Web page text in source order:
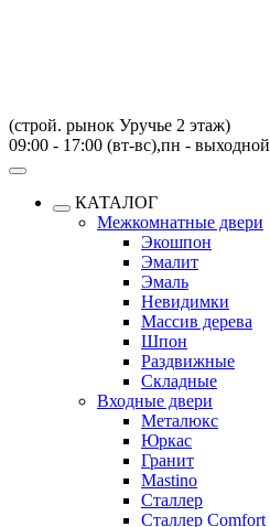
(строй. рынок Уручье 2 этаж)
09:00 - 17:00 (вт-вс),пн - выходной
КАТАЛОГ
Межкомнатные двери
Экошпон
Эмалит
Эмаль
Невидимки
Массив дерева
Шпон
Раздвижные
Складные
Входные двери
Металюкс
Юркас
Гранит
Mastino
Сталлер
Сталлер Comfort